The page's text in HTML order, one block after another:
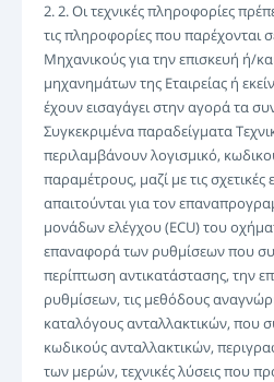
2. 2. Οι τεχνικές πληροφορίες
τις πληροφορίες που παρέχονται
Μηχανικούς για την επισκευή ή/
μηχανημάτων της Εταιρείας ή
έχουν εισαγάγει στην αγορά τα
Συγκεκριμένα παραδείγματα
περιλαμβάνουν λογισμικό,
παραμέτρους, μαζί με τις
απαιτούνται για τον
μονάδων ελέγχου (ECU) του
επαναφορά των ρυθμίσεων που
περίπτωση αντικατάστασης, την
ρυθμίσεων, τις μεθόδους
καταλόγους ανταλλακτικών, που
κωδικούς ανταλλακτικών,
των μερών, τεχνικές λύσεις που